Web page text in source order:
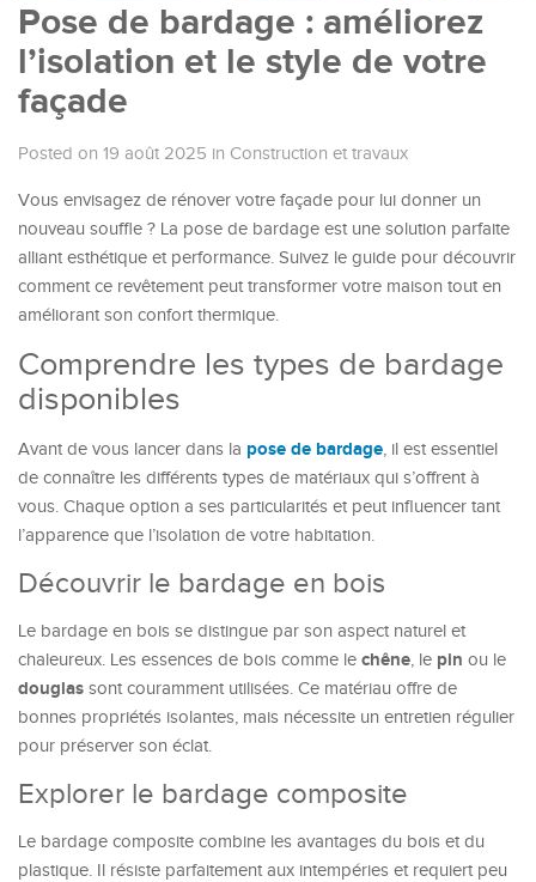
Pose de bardage : améliorez
l’isolation et le style de votre
façade
Posted on 19 août 2025 in Construction et travaux
Vous envisagez de rénover votre façade pour lui donner un
nouveau souffle ? La pose de bardage est une solution parfaite
alliant esthétique et performance. Suivez le guide pour découvrir
comment ce revêtement peut transformer votre maison tout en
améliorant son confort thermique.
Comprendre les types de bardage
disponibles
Avant de vous lancer dans la pose de bardage, il est essentiel
de connaître les différents types de matériaux qui s’offrent à
vous. Chaque option a ses particularités et peut influencer tant
l’apparence que l’isolation de votre habitation.
Découvrir le bardage en bois
Le bardage en bois se distingue par son aspect naturel et
chaleureux. Les essences de bois comme le chêne, le pin ou le
douglas sont couramment utilisées. Ce matériau offre de
bonnes propriétés isolantes, mais nécessite un entretien régulier
pour préserver son éclat.
Explorer le bardage composite
Le bardage composite combine les avantages du bois et du
plastique. Il résiste parfaitement aux intempéries et requiert peu